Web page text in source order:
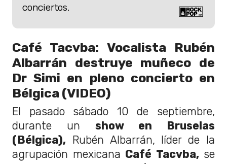
conciertos.
Café Tacvba: Vocalista Rubén
Albarrán destruye muñeco de
Dr Simi en pleno concierto en
Bélgica (VIDEO)
El pasado sábado 10 de septiembre,
durante un show en Bruselas
(Bélgica), Rubén Albarrán, líder de la
agrupación mexicana Café Tacvba,se